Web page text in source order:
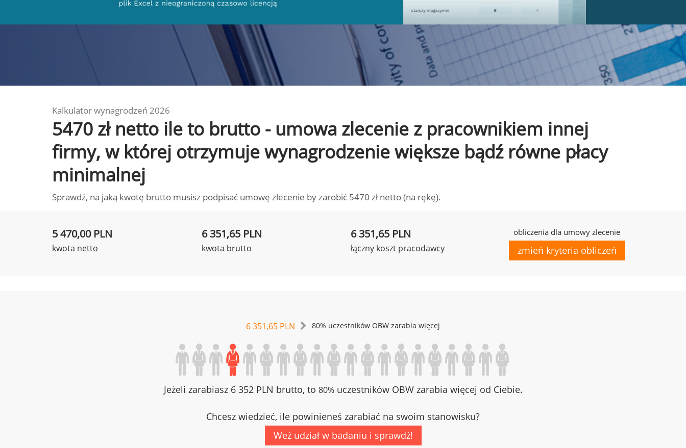
Kalkulator wynagrodzeń 2026
5470 zł netto ile to brutto - umowa zlecenie z pracownikiem innej
firmy, w której otrzymuje wynagrodzenie większe bądź równe płacy
minimalnej
Sprawdź, na jaką kwotę brutto musisz podpisać umowę zlecenie by zarobić 5470 zł netto (na rękę).
5 470,00 PLN
kwota netto
6 351,65 PLN
kwota brutto
6 351,65 PLN
łączny koszt pracodawcy
obliczenia dla umowy zlecenie
zmień kryteria obliczeń
6 351,65 PLN 80% uczestników OBW zarabia więcej
Jeżeli zarabiasz 6 352 PLN brutto, to 80%uczestników OBW zarabia więcej od Ciebie.
Chcesz wiedzieć, ile powinieneś zarabiać na swoim stanowisku?
Weź udział w badaniu i sprawdź!